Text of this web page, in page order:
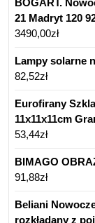
BOGART.
21 Madryt 120
3490,00zł
Lampy solarne
82,52zł
Eurofirany
11x11x11cm
53,44zł
BIMAGO
91,88zł
Beliani
rozkładany z